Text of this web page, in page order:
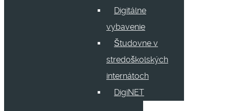
Digitálne
vybavenie
Študovne v
stredoškolských
internátoch
DigiNET